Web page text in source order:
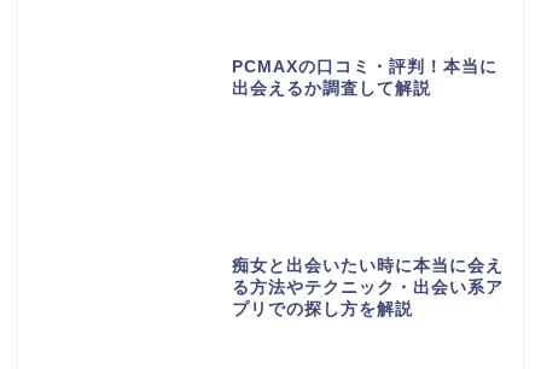
PCMAXの口コミ・評判！本当に
出会えるか調査して解説
痴女と出会いたい時に本当に会え
る方法やテクニック・出会い系ア
プリでの探し方を解説